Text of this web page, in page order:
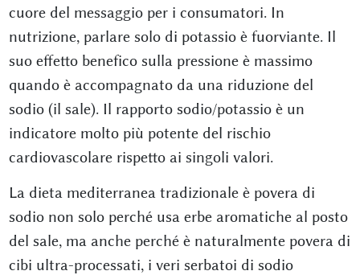
cuore del messaggio per i consumatori. In
nutrizione, parlare solo di potassio è fuorviante. Il
suo effetto benefico sulla pressione è massimo
quando è accompagnato da una riduzione del
sodio (il sale). Il rapporto sodio/potassio è un
indicatore molto più potente del rischio
cardiovascolare rispetto ai singoli valori.
La dieta mediterranea tradizionale è povera di
sodio non solo perché usa erbe aromatiche al posto
del sale, ma anche perché è naturalmente povera di
cibi ultra-processati, i veri serbatoi di sodio